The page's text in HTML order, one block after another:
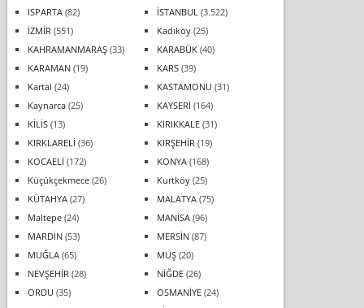
ISPARTA(82) İSTANBUL (3.522)
İZMİR (551) Kadıköy(25)
KAHRAMANMARAŞ(33) KARABÜK(40)
KARAMAN(19) KARS(39)
Kartal (24) KASTAMONU (31)
Kaynarca(25) KAYSERİ (164)
KİLİS(13) KIRIKKALE(31)
KIRKLARELİ (36) KIRŞEHİR (19)
KOCAELİ (172) KONYA(168)
Küçükçekmece(26) Kurtköy(25)
KÜTAHYA(27) MALATYA(75)
Maltepe(24) MANİSA(96)
MARDİN(53) MERSİN(87)
MUĞLA(65) MUŞ(20)
NEVŞEHİR (28) NİĞDE(26)
ORDU (35) OSMANİYE(24)